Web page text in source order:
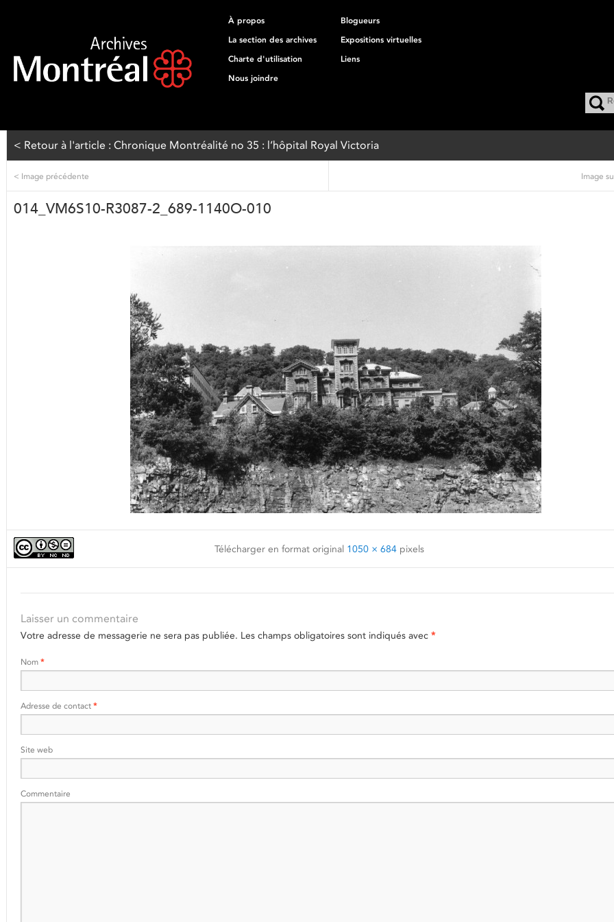
À propos
Blogueurs
La section des archives
Expositions virtuelles
Charte d'utilisation
Liens
Nous joindre
< Retour à l'article : Chronique Montréalité no 35 : l’hôpital Royal Victoria
< Image précédente Image
014_VM6S10-R3087-2_689-1140O-010
Télécharger en format original 1050 × 684pixels
Laisser un commentaire
Votre adresse de messagerie ne sera pas publiée. Les champs obligatoires sont indiqués avec *
Nom *
Adresse de contact *
Site web
Commentaire